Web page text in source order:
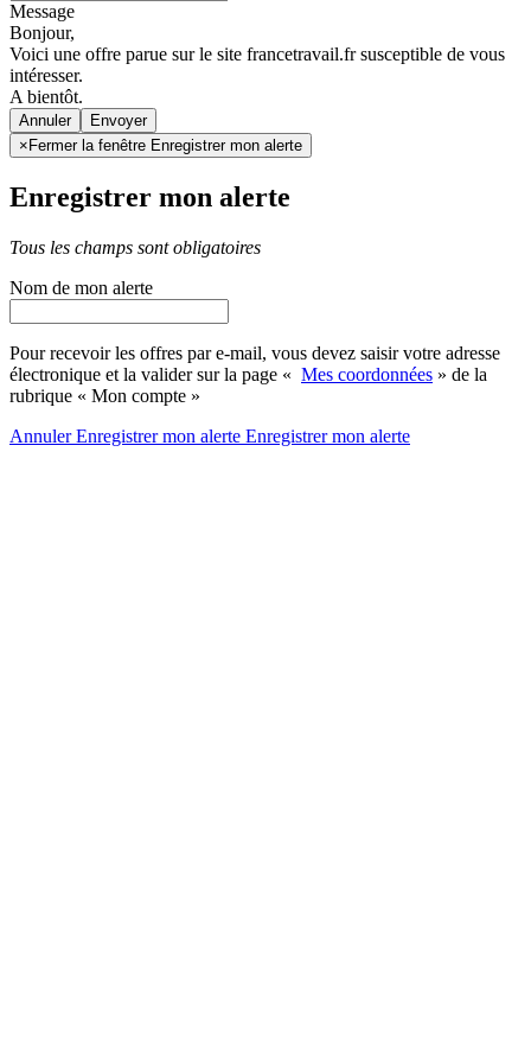
Message
Bonjour,
Voici une offre parue sur le site francetravail.fr susceptible de vous
intéresser.
A bientôt.
Annuler
× Fermer la fenêtre Enregistrer mon alerte
Enregistrer mon alerte
Tous les champs sont obligatoires
Nom de mon alerte
Pour recevoir les offres par e-mail, vous devez saisir votre adresse
électronique et la valider sur la page « Mes coordonnées » de la
rubrique « Mon compte »
AnnulerEnregistrer mon alerte Enregistrermon alerte